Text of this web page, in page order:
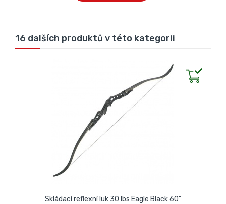
16 dalších produktů v této kategorii
Skládací reflexní luk 30 lbs Eagle Black 60"